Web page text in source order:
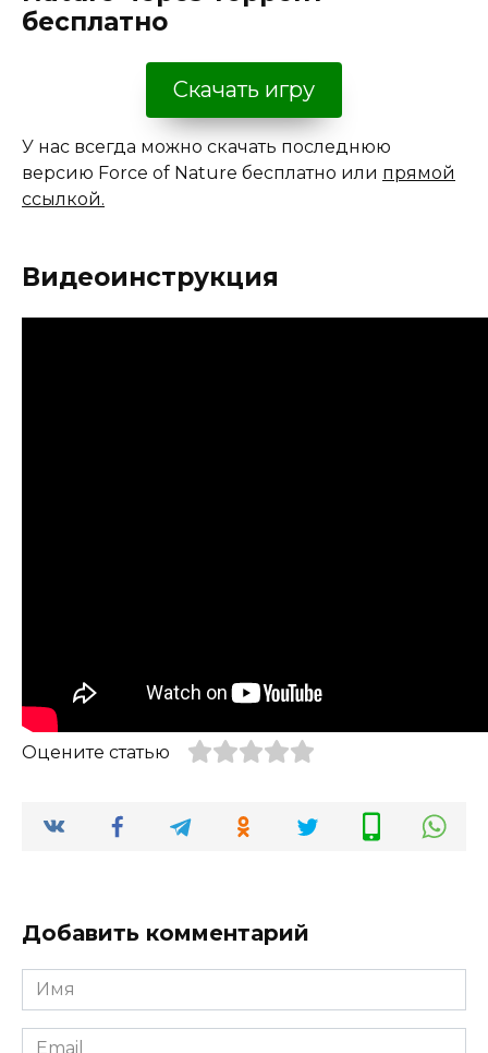
бесплатно
Скачать игру
У нас всегда можно скачать последнюю
версию Force of Nature бесплатно или прямой
ссылкой.
Видеоинструкция
Оцените статью
Добавить комментарий
Имя
*
Email